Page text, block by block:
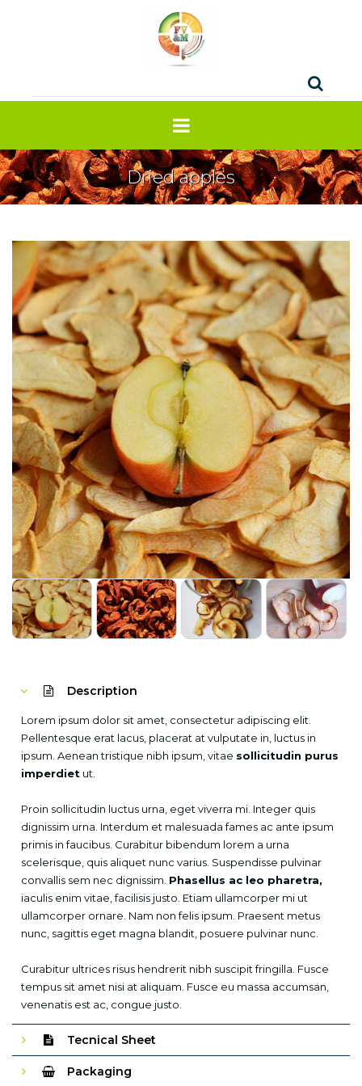
Dried apples
Description
Lorem ipsum dolor sit amet, consectetur adipiscing elit.
Pellentesque erat lacus, placerat at vulputate in, luctus in
ipsum. Aenean tristique nibh ipsum, vitae sollicitudin purus
imperdiet ut.
Proin sollicitudin luctus urna, eget viverra mi. Integer quis
dignissim urna. Interdum et malesuada fames ac ante ipsum
primis in faucibus. Curabitur bibendum lorem a urna
scelerisque, quis aliquet nunc varius. Suspendisse pulvinar
convallis sem nec dignissim. Phasellus ac leo pharetra,
iaculis enim vitae, facilisis justo. Etiam ullamcorper mi ut
ullamcorper ornare. Nam non felis ipsum. Praesent metus
nunc, sagittis eget magna blandit, posuere pulvinar nunc.
Curabitur ultrices risus hendrerit nibh suscipit fringilla. Fusce
tempus sit amet nisi at aliquam. Fusce eu massa accumsan,
venenatis est ac, congue justo.
Tecnical Sheet
Packaging